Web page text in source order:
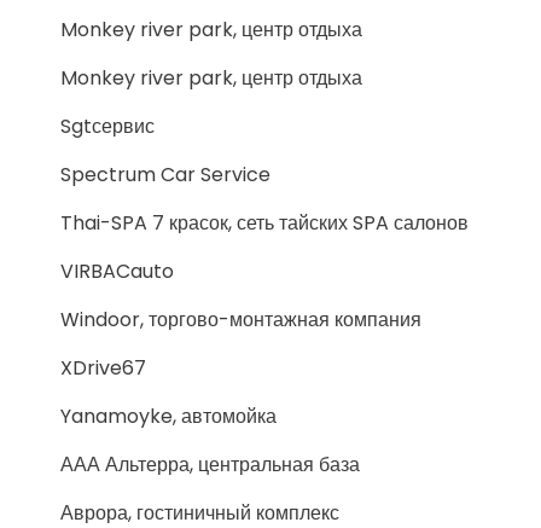
Monkey river park, центр отдыха
Monkey river park, центр отдыха
Sgtсервис
Spectrum Car Service
Thai-SPA 7 красок, сеть тайских SPA салонов
VIRBACauto
Windoor, торгово-монтажная компания
XDrive67
Yanamoyke, автомойка
ААА Альтерра, центральная база
Аврора, гостиничный комплекс